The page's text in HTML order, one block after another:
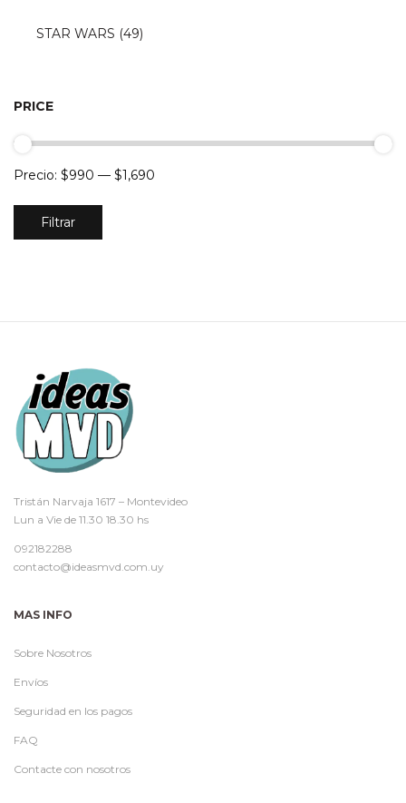
STAR WARS (49)
PRICE
Precio
mínimo
Precio
máximo
Filtrar
Precio: $990 — $1,690
Tristán Narvaja 1617 – Montevideo
Lun a Vie de 11.30 18.30 hs
092182288
contacto@ideasmvd.com.uy
MAS INFO
Sobre Nosotros
Envíos
Seguridad en los pagos
FAQ
Contacte con nosotros